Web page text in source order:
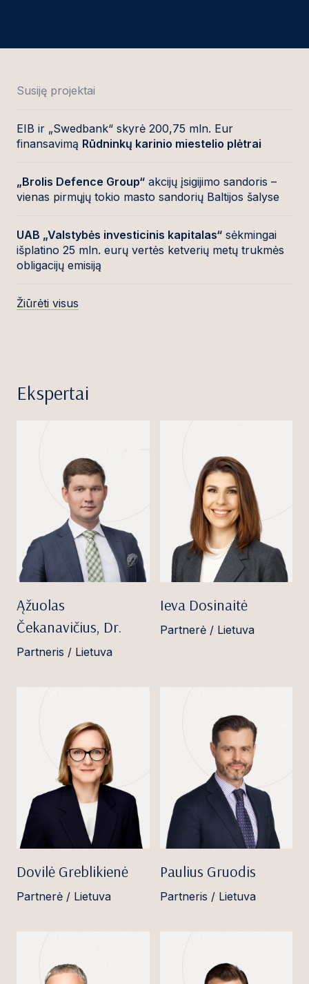
Susiję projektai
EIB ir „Swedbank“ skyrė 200,75 mln. Eur
finansavimą Rūdninkų karinio miestelio plėtrai
„Brolis Defence Group“ akcijų įsigijimo sandoris –
vienas pirmųjų tokio masto sandorių Baltijos šalyse
UAB „Valstybės investicinis kapitalas“ sėkmingai
išplatino 25 mln. eurų vertės ketverių metų trukmės
obligacijų emisiją
Žiūrėti visus
Ekspertai
Ąžuolas
Čekanavičius, Dr.
Partneris / Lietuva
Ieva Dosinaitė
Partnerė / Lietuva
Dovilė Greblikienė
Partnerė / Lietuva
Paulius Gruodis
Partneris / Lietuva